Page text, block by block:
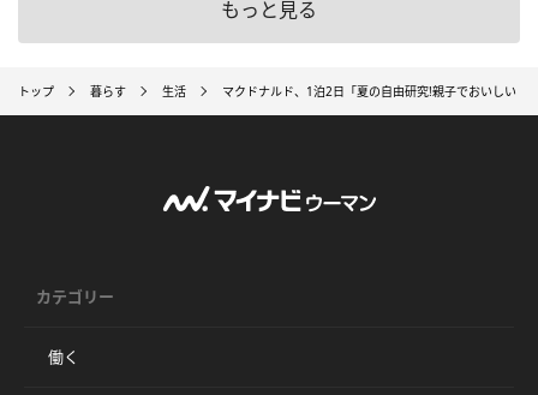
もっと見る
トップ 暮らす 生活 マクドナルド、1泊2日「夏の自由研究!親子でおいしい 特
カテゴリー
働く